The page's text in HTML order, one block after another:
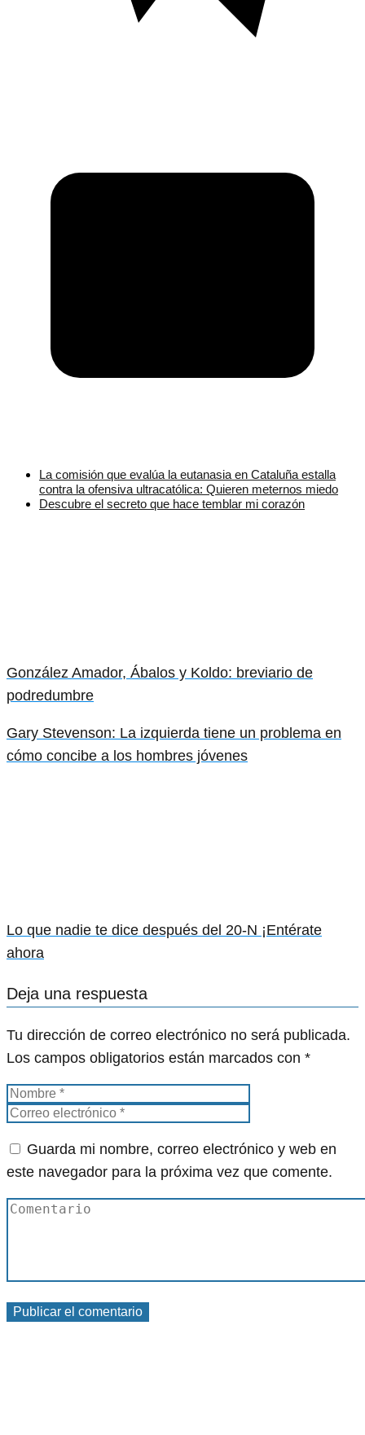
La comisión que evalúa la eutanasia en Cataluña estalla
contra la ofensiva ultracatólica: Quieren meternos miedo
Descubre el secreto que hace temblar mi corazón
González Amador, Ábalos y Koldo: breviario de
podredumbre
Gary Stevenson: La izquierda tiene un problema en
cómo concibe a los hombres jóvenes
Lo que nadie te dice después del 20-N ¡Entérate
ahora
Deja una respuesta
Tu dirección de correo electrónico no será publicada.
Los campos obligatorios están marcados con *
Guarda mi nombre, correo electrónico y web en
este navegador para la próxima vez que comente.